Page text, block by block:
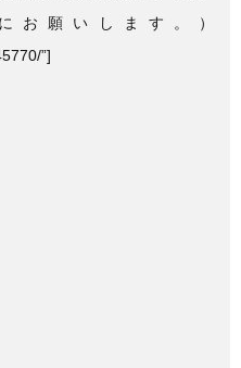
お願いします。）
”]